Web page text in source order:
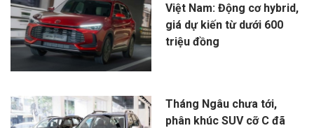
Việt Nam: Động cơ hybrid,
giá dự kiến từ dưới 600
triệu đồng
Tháng Ngâu chưa tới,
phân khúc SUV cỡ C đã